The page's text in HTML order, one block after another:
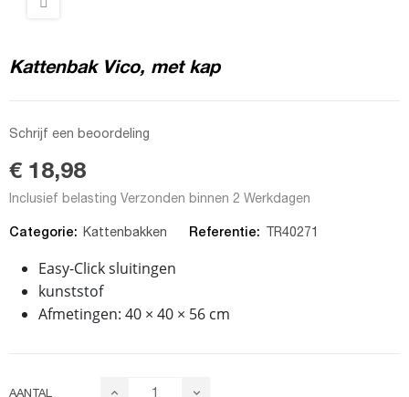
Kattenbak Vico, met kap
Schrijf een beoordeling
€ 18,98
Inclusief belasting Verzonden binnen 2 Werkdagen
Categorie: Kattenbakken Referentie: TR40271
Easy-Click sluitingen
kunststof
Afmetingen: 40 × 40 × 56 cm
AANTAL